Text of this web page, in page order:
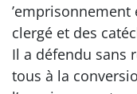
clergé et des
Il a défendu sans
tous à la